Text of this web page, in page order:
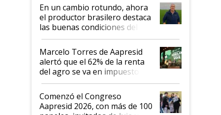
suelo es hablar de todo el
sistema productivo"
En un cambio rotundo, ahora
el productor brasilero destaca
las buenas condiciones del
agro argentino para invertir:
"Los veo más motivados"
Marcelo Torres de Aapresid
alertó que el 62% de la renta
del agro se va en impuestos:
"No es bueno que en
Argentina se sigan discutiendo
las mismas cosas de hace 50
años"
Comenzó el Congreso
Aapresid 2026, con más de 100